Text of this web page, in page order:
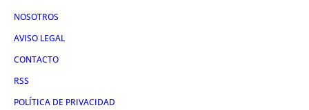
NOSOTROS
AVISO LEGAL
CONTACTO
RSS
POLÍTICA DE PRIVACIDAD